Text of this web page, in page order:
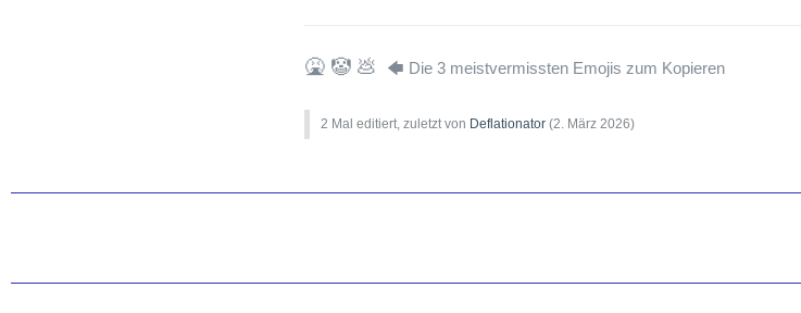
🤮 🤡 💩 🡄 Die 3 meistvermissten Emojis zum Kopieren
2 Mal editiert, zuletzt von Deflationator (2. März 2026)